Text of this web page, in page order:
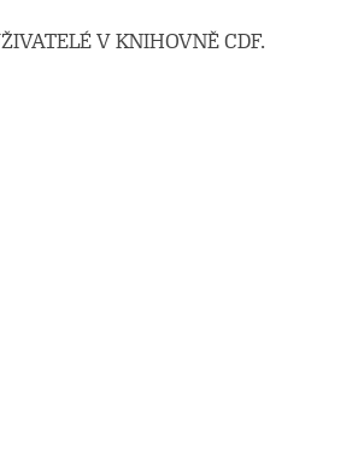
V KNIHOVNĚ CDF.